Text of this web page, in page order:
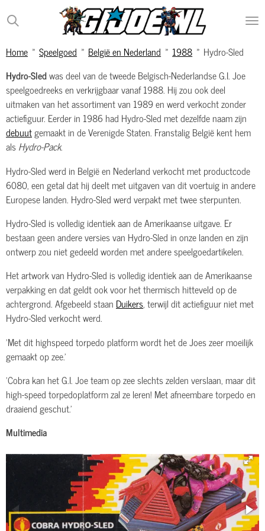
Ga
direct
de
Home » Speelgoed » België en Nederland » 1988 » Hydro-Sled
Hydro-Sledwas deel van de tweede Belgisch-Nederlandse G.I. Joe
speelgoedreeks en verkrijgbaar vanaf 1988. Hij zou ook deel
uitmaken van het assortiment van 1989 en werd verkocht zonder
actiefiguur. Eerder in 1986 had Hydro-Sled met dezelfde naam zijn
debuutgemaakt in de Verenigde Staten. Franstalig België kent hem
alsHydro-Pack.
Hydro-Sled werd in België en Nederland verkocht met productcode
6080, een getal dat hij deelt met uitgaven van dit voertuig in andere
Europese landen. Hydro-Sled werd verpakt met twee sterpunten.
Hydro-Sled is volledig identiek aan de Amerikaanse uitgave. Er
bestaan geen andere versies van Hydro-Sled in onze landen en zijn
ontwerp zou niet gedeeld worden met andere speelgoedartikelen.
Het artwork van Hydro-Sled is volledig identiek aan de Amerikaanse
verpakking en dat geldt ook voor het thermisch hitteveld op de
achtergrond. Afgebeeld staan Duikers, terwijl dit actiefiguur niet met
Hydro-Sled verkocht werd.
'Met dit highspeed torpedo platform wordt het de Joes zeer moeilijk
gemaakt op zee.'
'Cobra kan het G.I. Joe team op zee slechts zelden verslaan, maar dit
high-speed torpedoplatform zal ze leren! Met afneembare torpedo en
draaiend geschut.'
Multimedia